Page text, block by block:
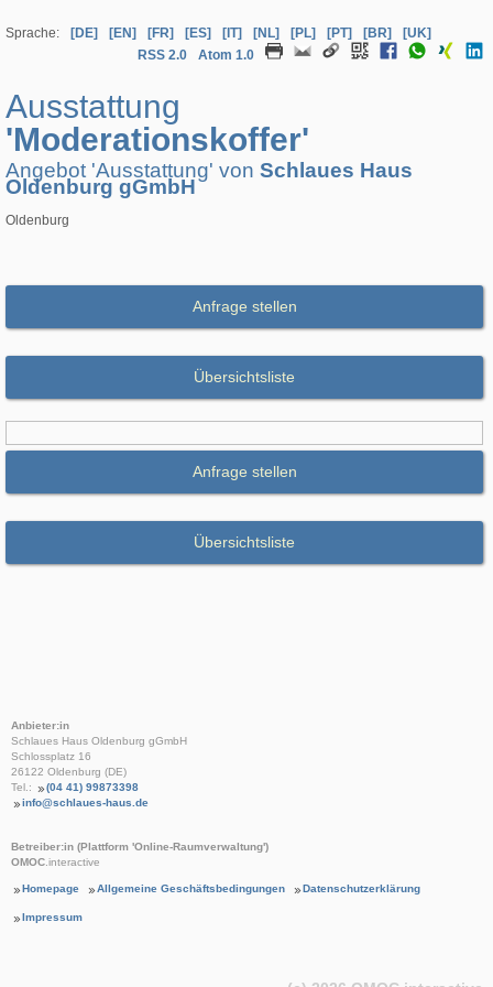
Sprache: [DE] [EN] [FR] [ES] [IT] [NL] [PL] [PT] [BR]
[UK]
RSS 2.0
Atom 1.0
Ausstattung
'Moderationskoffer'
Angebot 'Ausstattung' von Schlaues Haus
Oldenburg gGmbH
Oldenburg
Anfrage stellen
Übersichtsliste
Anfrage stellen
Übersichtsliste
Anbieter:in
Schlaues Haus Oldenburg gGmbH
Schlossplatz 16
26122 Oldenburg (DE)
Tel.:
(04 41) 99873398
info@schlaues-haus.de
Betreiber:in (Plattform 'Online-Raumverwaltung')
OMOC.interactive
Homepage Allgemeine Geschäftsbedingungen Datenschutzerklärung
Impressum